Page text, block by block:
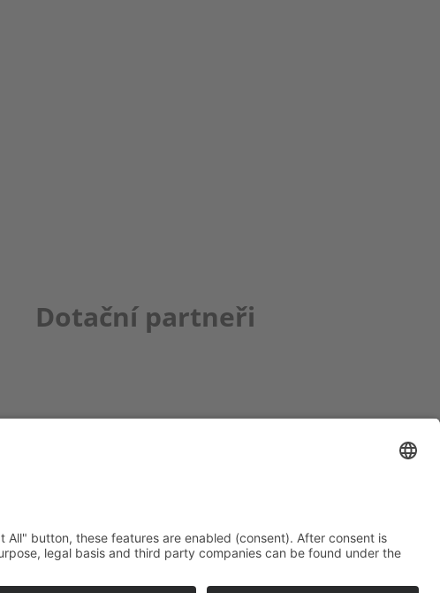
Dotační partneři
Freyung 1, 92539 Schönsee
Tel.:+49 (0)9674 / 92 48 78
veronika.hofinger@cebb.de